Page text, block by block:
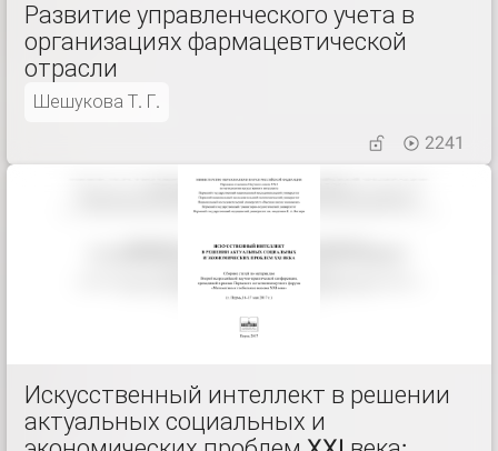
Развитие управленческого учета в
организациях фармацевтической
отрасли
Шешукова Т. Г.
2241
Искусственный интеллект в решении
актуальных социальных и